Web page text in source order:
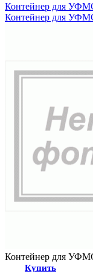
Контейнер для
Контейнер для
Контейнер для
Купить